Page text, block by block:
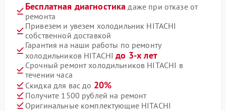
Бесплатная диагностика даже при отказе от
ремонта
Привезем и увезем холодильник HITACHI
собственной доставкой
Гарантия на наши работы по ремонту
холодильников HITACHIдо 3-х лет
Срочный ремонт холодильников HITACHI в
течении часа
Скидка для вас до 20%
Получите 1500 рублей на ремонт
Оригинальные комплектующие HITACHI